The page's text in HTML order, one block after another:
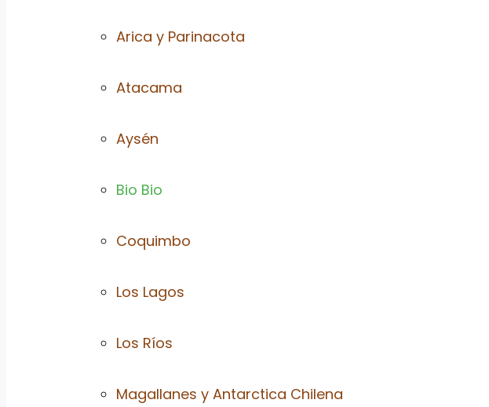
Arica y Parinacota
Atacama
Aysén
Bio Bio
Coquimbo
Los Lagos
Los Ríos
Magallanes y Antarctica Chilena